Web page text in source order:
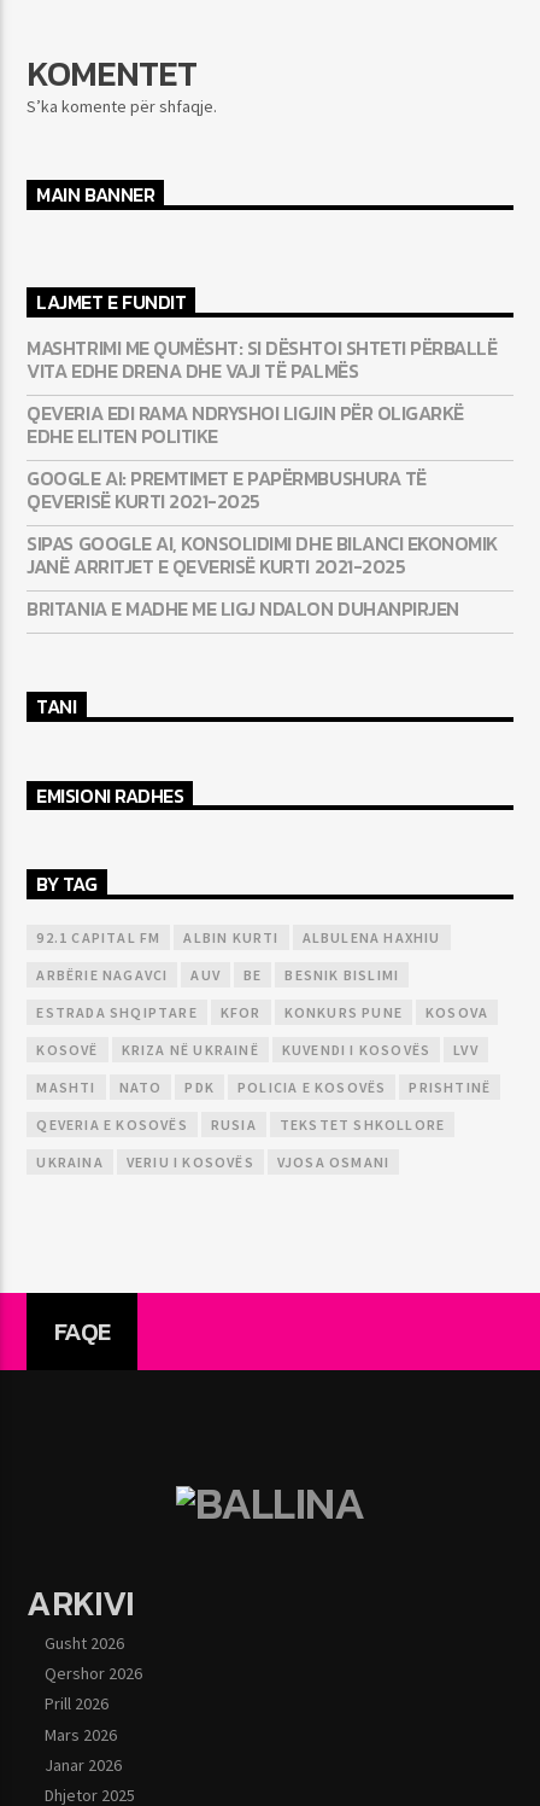
KOMENTET
S’ka komente për shfaqje.
MAIN BANNER
LAJMET E FUNDIT
MASHTRIMI ME QUMËSHT: SI DËSHTOI SHTETI PËRBALLË
VITA EDHE DRENA DHE VAJI TË PALMËS
QEVERIA EDI RAMA NDRYSHOI LIGJIN PËR OLIGARKË
EDHE ELITEN POLITIKE
GOOGLE AI: PREMTIMET E PAPËRMBUSHURA TË
QEVERISË KURTI 2021-2025
SIPAS GOOGLE AI, KONSOLIDIMI DHE BILANCI EKONOMIK
JANË ARRITJET E QEVERISË KURTI 2021-2025
BRITANIA E MADHE ME LIGJ NDALON DUHANPIRJEN
TANI
EMISIONI RADHES
BY TAG
92.1 CAPITAL FM ALBIN KURTI ALBULENA HAXHIU
ARBËRIE NAGAVCI AUV BE BESNIK BISLIMI
ESTRADA SHQIPTARE KFOR KONKURS PUNE KOSOVA
KOSOVË KRIZA NË UKRAINË KUVENDI I KOSOVËS LVV
MASHTI NATO PDK POLICIA E KOSOVËS PRISHTINË
QEVERIA E KOSOVËS RUSIA TEKSTET SHKOLLORE
UKRAINA VERIU I KOSOVËS VJOSA OSMANI
FAQE
ARKIVI
Gusht 2026
Qershor 2026
Prill 2026
Mars 2026
Janar 2026
Dhjetor 2025